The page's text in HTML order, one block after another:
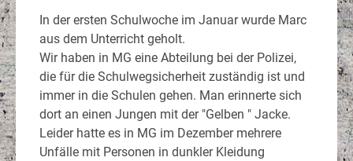
In der ersten Schulwoche im Januar wurde Marc
aus dem Unterricht geholt.
Wir haben in MG eine Abteilung bei der Polizei,
die für die Schulwegsicherheit zuständig ist und
immer in die Schulen gehen. Man erinnerte sich
dort an einen Jungen mit der "Gelben " Jacke.
Leider hatte es in MG im Dezember mehrere
Unfälle mit Personen in dunkler Kleidung